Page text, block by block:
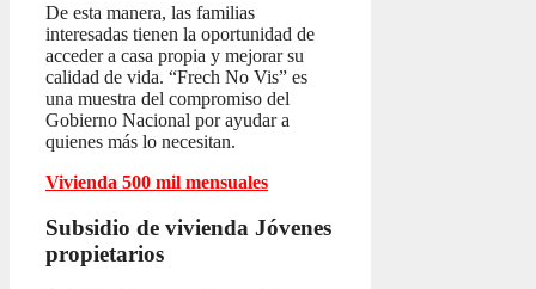
De esta manera, las familias
interesadas tienen la oportunidad de
acceder a casa propia y mejorar su
calidad de vida. “Frech No Vis” es
una muestra del compromiso del
Gobierno Nacional por ayudar a
quienes más lo necesitan.
Vivienda 500 mil mensuales
Subsidio de vivienda Jóvenes
propietarios